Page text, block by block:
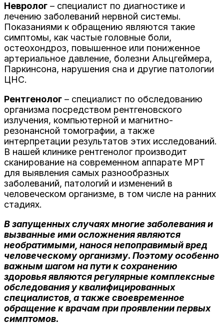
Невролог – специалист по диагностике и
лечению заболеваний нервной системы.
Показаниями к обращению являются такие
симптомы, как частые головные боли,
остеохондроз, повышенное или пониженное
артериальное давление, болезни Альцгеймера,
Паркинсона, нарушения сна и другие патологии
ЦНС.
Рентгенолог – специалист по обследованию
организма посредством рентгеновского
излучения, компьютерной и магнитно-
резонансной томографии, а также
интерпретации результатов этих исследований.
В нашей клинике рентгенолог производит
сканирование на современном аппарате МРТ
для выявления самых разнообразных
заболеваний, патологий и изменений в
человеческом организме, в том числе на ранних
стадиях.
В запущенных случаях многие заболевания и
вызванные ими осложнения являются
необратимыми, нанося непоправимый вред
человеческому организму. Поэтому особенно
важным шагом на пути к сохранению
здоровья являются регулярные комплексные
обследования у квалифицированных
специалистов, а также своевременное
обращение к врачам при проявлении первых
симптомов.